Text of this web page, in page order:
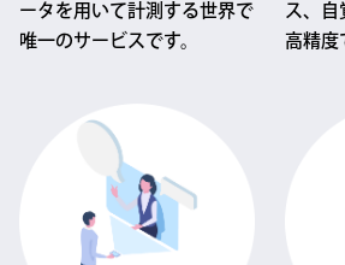
ータを用いて計測する世界で
唯一のサービスです。
ス、自
高精度